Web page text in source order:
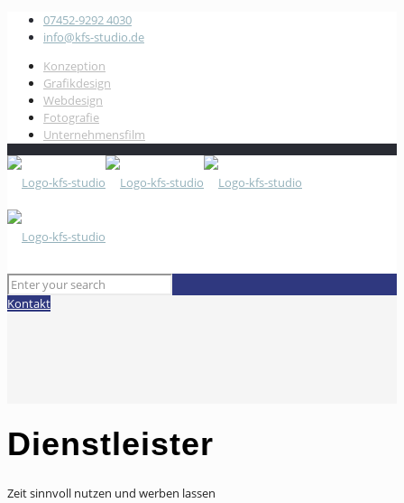
07452-9292 4030
info@kfs-studio.de
Konzeption
Grafikdesign
Webdesign
Fotografie
Unternehmensfilm
Kontakt
Dienstleister
Zeit sinnvoll nutzen und werben lassen